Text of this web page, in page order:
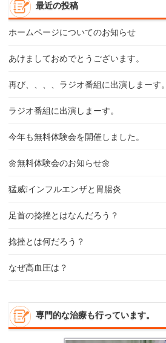
最近の投稿
ホームページについてのお知らせ
あけましておめでとうございます。
再び、、、、ラジオ番組に出演しまーす。
ラジオ番組に出演しまーす。
今年も無料体験会を開催しました。
🌼無料体験会のお知らせ🌼
猛威❕インフルエンザと胃腸炎
足首の捻挫とはなんだろう？
捻挫とは何だろう？
なぜ高血圧は？
専門的な治療も行っています。